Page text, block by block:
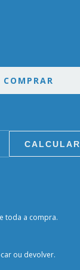
CALCULAR
toda a compra.
ou devolver.